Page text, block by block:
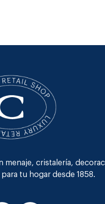
menaje, cristalería,
tu hogar desde 1858.